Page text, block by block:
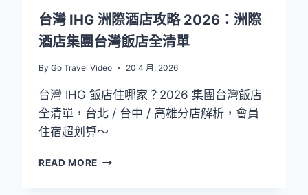
心
不
踩
台灣 IHG 洲際酒店攻略 2026：洲際
酒店集團台灣飯店全清單
By Go Travel Video 20 4 月, 2026
台灣 IHG 飯店住哪家？2026 集團台灣飯店
全清單，台北 / 台中 / 高雄分店解析，會員
住宿超划算～
READ MORE